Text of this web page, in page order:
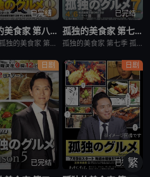
已完结
孤独的美食家 第八季
日剧《孤独的美食家 第八季》将围绕“勿忘初心”，挑战甜点特辑和美食剪辑等全新的主题，一定会让你大吃一惊。另外，那些藏在名不见经传的街头巷尾的美食也不容错过。备受瞩目的第一集将从那个热闹的地方启程。前所
已完结
孤独的美食家 第七季
孤独的美食家 第七季 孤独のグルメ Season7是2018上映的剧情日剧。2012年1月，深夜开始悄悄播放的“孤独的美食家”终于迎来第7季了！众所周知，上季season 6从大阪的味道开始播出，但这次season 7重返初心，并开始与市井中不为人知的奇妙美食相遇。在“孤独的
日剧
已完结
日剧
已完结
繁